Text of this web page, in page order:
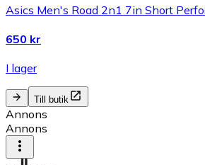
Asics Men's Road 2n1 7in Short
650 kr
I lager
Till butik
Annons
Annons